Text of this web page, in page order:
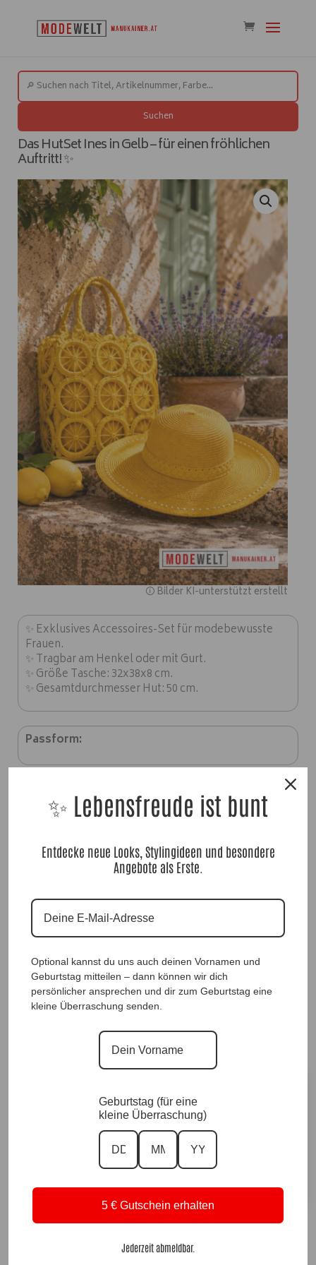
Suchen
Das HutSet Ines in Gelb – für einen fröhlichen
Auftritt! ✨
🛈 Bilder KI-unterstützt erstellt
✨ Exklusives Accessoires-Set für modebewusste
Frauen.
✨ Tragbar am Henkel oder mit Gurt.
✨ Größe Tasche: 32x38x8 cm.
✨ Gesamtdurchmesser Hut: 50 cm.
Passform:
✨
100% Textilpapier
HutSet Ines Yellow, Anr.: 4313
59,90€
Sofort für dich verfügbar ✨
Versand in 1–3 Arbeitstagen
↩️ Kostenlose 14 Tage Rückgabe
🚚 Versand & Lieferung
✨ Lebensfreude ist bunt
Entdecke neue Looks, Stylingideen und besondere
Angebote als Erste.
Optional kannst du uns auch deinen Vornamen und
Geburtstag mitteilen – dann können wir dich
persönlicher ansprechen und dir zum Geburtstag eine
kleine Überraschung senden.
Geburtstag (für eine
kleine Überraschung)
5 € Gutschein erhalten
Jederzeit abmeldbar.